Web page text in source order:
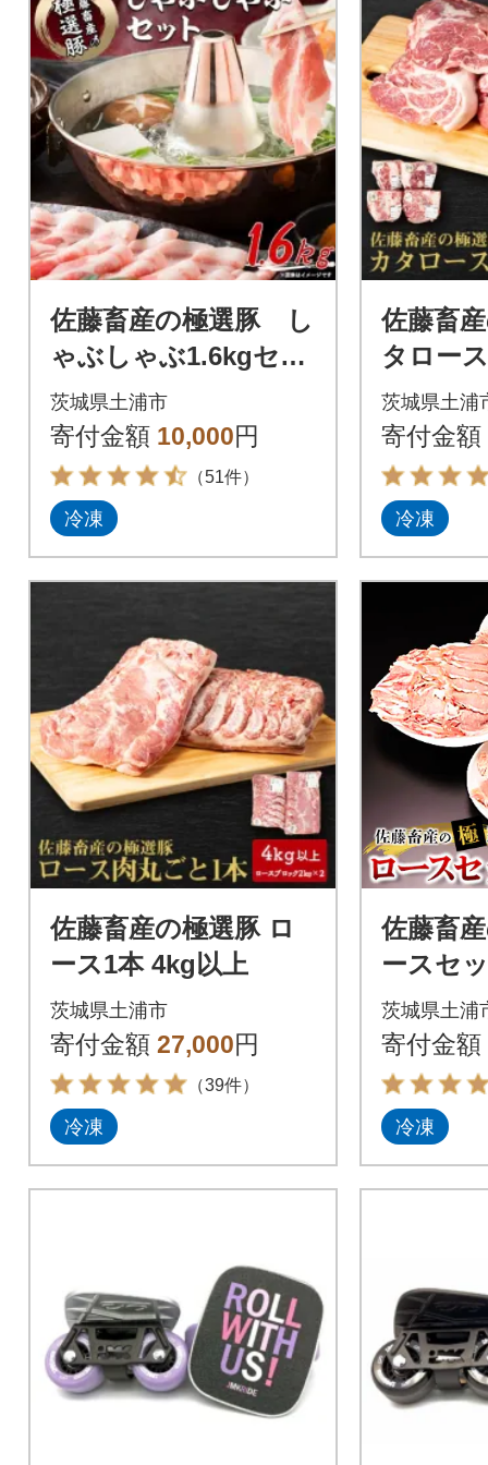
佐藤畜産の極選豚 し
ゃぶしゃぶ1.6kgセッ
ト
茨城県土浦市
寄付金額 10,000円
（51件）
冷凍
佐藤畜
タロー
茨城県土浦
寄付金額
冷凍
佐藤畜産の極選豚 ロ
ース1本 4kg以上
茨城県土浦市
寄付金額 27,000円
（39件）
冷凍
佐藤畜
ースセ
茨城県土浦
寄付金額
冷凍